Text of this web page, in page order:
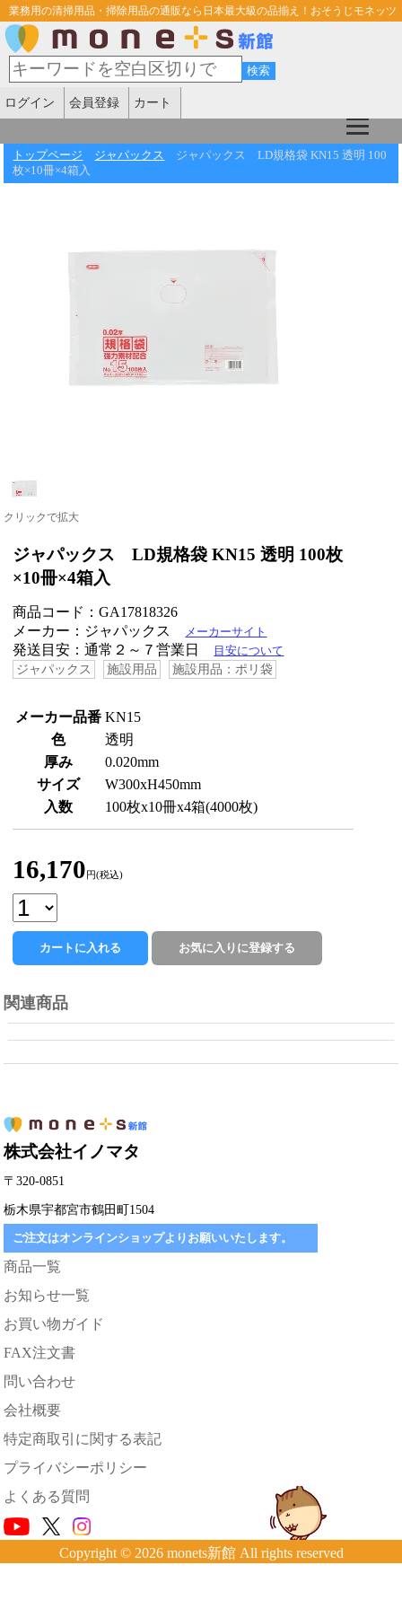
業務用の清掃用品・掃除用品の通販なら日本最大級の品揃え！おそうじモネッツ
ログイン 会員登録 カート
トップページ ジャパックス
ジャパックス LD規格袋 KN15 透明 100
枚×10冊×4箱入
クリックで拡大
ジャパックス LD規格袋 KN15 透明 100枚
×10冊×4箱入
商品コード：GA17818326
メーカー：ジャパックス
メーカーサイト
発送目安：通常２～７営業日 目安について
ジャパックス 施設用品 施設用品：ポリ袋
メーカー品番 KN15
色
透明
厚み
0.020mm
サイズ
W300xH450mm
入数
100枚x10冊x4箱(4000枚)
16,170 円(税込)
関連商品
株式会社イノマタ
〒320-0851
栃木県宇都宮市鶴田町1504
ご注文はオンラインショップよりお願いいたします。
商品一覧
お知らせ一覧
お買い物ガイド
FAX注文書
問い合わせ
会社概要
特定商取引に関する表記
プライバシーポリシー
よくある質問
Copyright © 2026 monets新館 All rights reserved